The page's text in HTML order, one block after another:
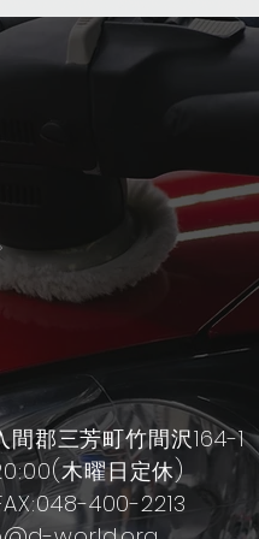
入間郡三芳町竹間
木曜日定休)
400-2213